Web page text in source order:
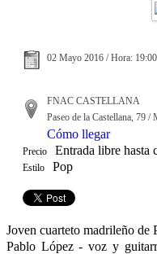
02 Mayo 2016 / Hora:
FNAC CASTELLANA
Paseo de la Castellana, 79
Cómo llegar
Precio Entrada libre hasta
Estilo Pop
Joven cuarteto madrileño de
Pablo López - voz y